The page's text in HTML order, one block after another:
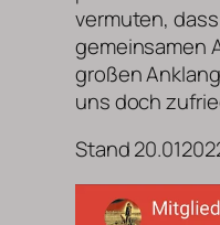
vermuten,
gemeinsamen
großen
uns doch
Stand